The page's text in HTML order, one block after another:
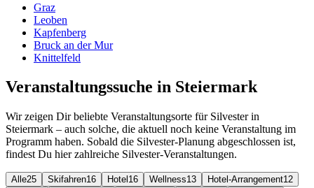
Graz
Leoben
Kapfenberg
Bruck an der Mur
Knittelfeld
Veranstaltungssuche in Steiermark
Wir zeigen Dir beliebte Veranstaltungsorte für Silvester in
Steiermark – auch solche, die aktuell noch keine Veranstaltung im
Programm haben. Sobald die Silvester-Planung abgeschlossen ist,
findest Du hier zahlreiche Silvester-Veranstaltungen.
Alle25 Skifahren16 Hotel 16 Wellness13 Hotel-Arrangement12